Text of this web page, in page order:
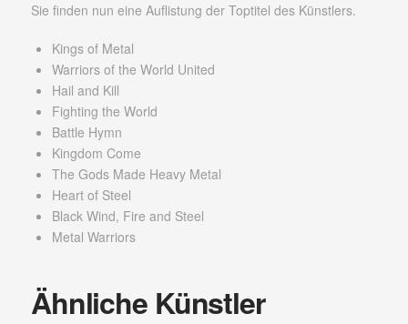
Sie finden nun eine Auflistung der Toptitel des Künstlers.
Kings of Metal
Warriors of the World United
Hail and Kill
Fighting the World
Battle Hymn
Kingdom Come
The Gods Made Heavy Metal
Heart of Steel
Black Wind, Fire and Steel
Metal Warriors
Ähnliche Künstler